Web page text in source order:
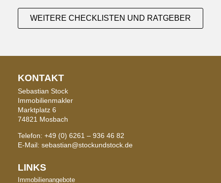
WEITERE CHECKLISTEN UND RATGEBER
KONTAKT
Sebastian Stock
Immobilienmakler
Marktplatz 6
74821 Mosbach
Telefon: +49 (0) 6261 – 936 46 82
E-Mail: sebastian@stockundstock.de
LINKS
Immobilienangebote